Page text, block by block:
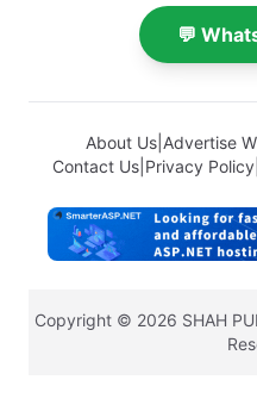
💬
About Us| Advertise
Contact Us Privacy Policy
Copyright © 2026 SHAH